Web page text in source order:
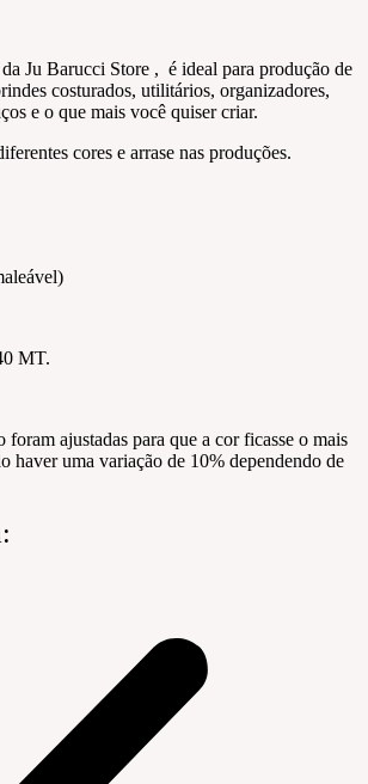
Ju Barucci Store , é ideal para produção de
costurados, utilitários, organizadores,
e o que mais você quiser criar.
cores e arrase nas produções.
MT.
ajustadas para que a cor ficasse o mais
haver uma variação de 10% dependendo de